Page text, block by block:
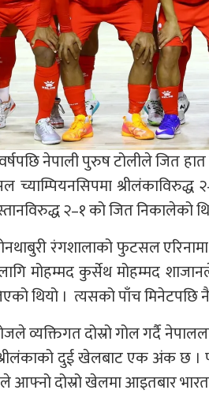
वर्षपछि नेपाली पुरुष टोलीले जित
श्रीलंकाविरुद्ध
२–१ को जित निकालेको
रंगशालाको फुटसल
मोहम्मद कुर्सेथ मोहम्मद
थियो । त्यसको पाँच मिनेटपछि
व्यक्तिगत दोस्रो गोल गर्दै
दुई खेलबाट एक अंक छ ।
आफ्नो दोस्रो खेलमा आइतबार